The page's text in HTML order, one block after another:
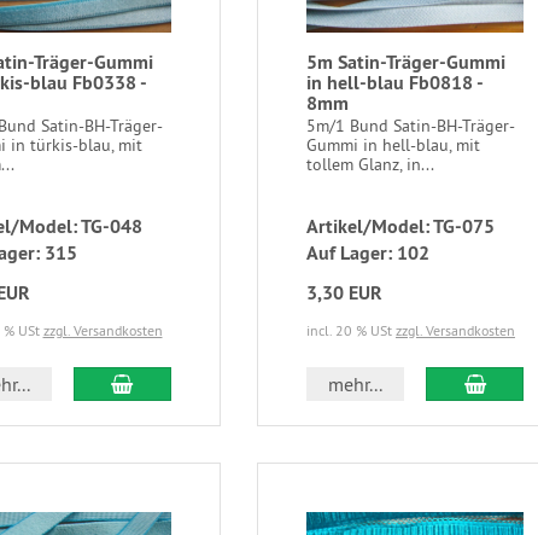
Träger-Gummi
blau Fb0338 -
Satin-BH-Träger-
in türkis-blau, mit
Model: TG-048
315
UStzzgl. Versandkosten
5m Satin-Träger-Gummi
in hell-blau Fb0818 -
8mm
5m/1 Bund Satin-BH-Träger-
Gummi in hell-blau, mit
tollem Glanz, in...
Artikel/Model: TG-075
Auf Lager: 102
3,30 EUR
incl. 20 % USt zzgl. Versandkosten
mehr...